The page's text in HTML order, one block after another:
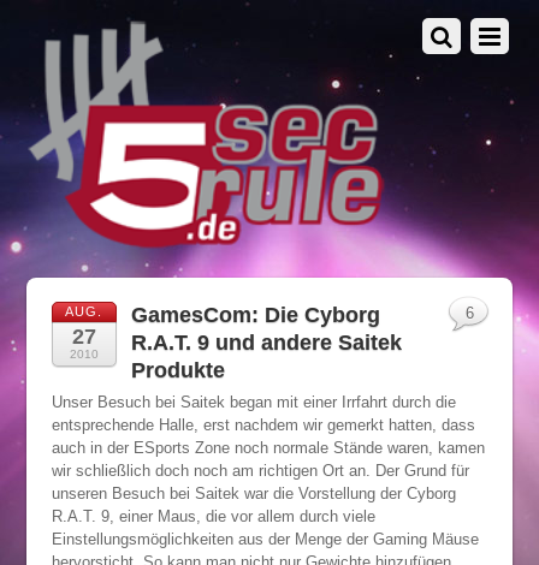
AUG.
27
2010
GamesCom: Die Cyborg
R.A.T. 9 und andere Saitek
Produkte
Unser Besuch bei Saitek began mit einer Irrfahrt durch die
entsprechende Halle, erst nachdem wir gemerkt hatten, dass
auch in der ESports Zone noch normale Stände waren, kamen
wir schließlich doch noch am richtigen Ort an. Der Grund für
unseren Besuch bei Saitek war die Vorstellung der Cyborg
R.A.T. 9, einer Maus, die vor allem durch viele
Einstellungsmöglichkeiten aus der Menge der Gaming Mäuse
6